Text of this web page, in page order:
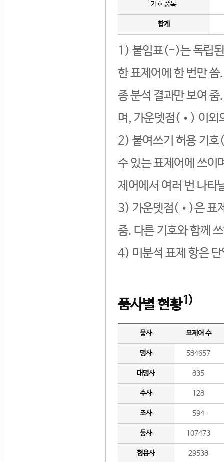
기호 중복
합계
1) 붙임표(-)는 독립된
한 표제어에 한 번만
종 분석 결과만 보여
며, 가운뎃점(•) 이외
2) 붙여쓰기 허용 기호
수 있는 표제어에 쓰이
제어에서 여러 번 나타
3) 가운뎃점(•)은 표
줌. 다른 기호와 함께
4) 미분석 표제 항은
품사별 현황1)
품사 표제어 수
명사 584657
대명사 835
수사 128
조사 594
동사 107473
형용사 29538